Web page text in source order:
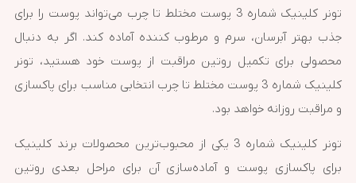
تونر کلینیک شماره 3 پوست مختلط تا چرب می‌تواند پوست را برای
جذب بهتر آبرسان، سرم و مرطوب کننده آماده کند. اگر به دنبال
محصولی برای تکمیل روتین مراقبت از پوست خود هستید، تونر
کلینیک شماره 3 پوست مختلط تا چرب انتخابی مناسب برای پاکسازی
و مراقبت روزانه خواهد بود.
تونر کلینیک شماره 3 یکی از محبوب‌ترین محصولات برند کلینیک
برای پاکسازی پوست و آماده‌سازی آن برای مراحل بعدی روتین